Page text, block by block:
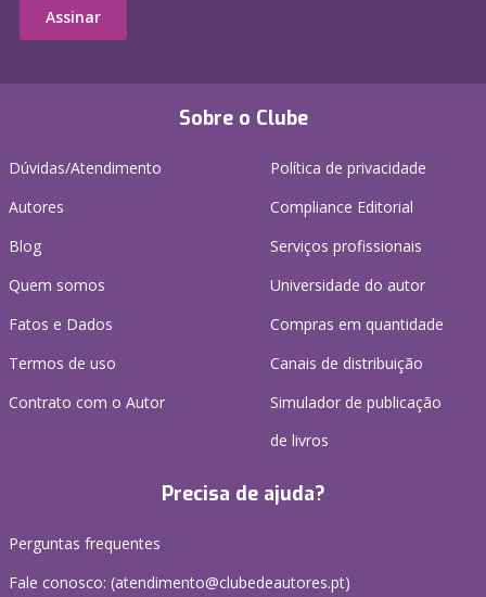
Sobre o Clube
Dúvidas/Atendimento
Autores
Blog
Quem somos
Fatos e Dados
Termos de uso
Contrato com o Autor
Política de privacidade
Compliance Editorial
Serviços profissionais
Universidade do autor
Compras em quantidade
Canais de distribuição
Simulador de publicação
de livros
Precisa de ajuda?
Perguntas frequentes
Fale conosco: (atendimento@clubedeautores.pt)
Assinar